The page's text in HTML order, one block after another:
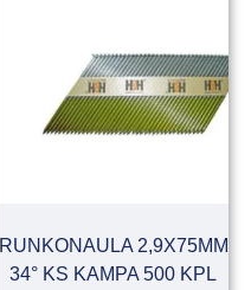
RUNKONAULA 2,9X75MM
34° KS KAMPA 500 KPL